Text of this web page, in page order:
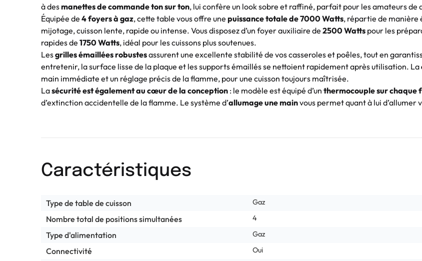
à desmanettes de commande ton sur ton, lui confère un look sobre et raffiné, parfait pour les amateurs de
Équipée de 4 foyers à gaz, cette table vous offre une puissance totale de 7000 Watts, répartie de manière
mijotage, cuisson lente, rapide ou intense. Vous disposez d’un foyer auxiliaire de 2500 Watts pour les
rapides de 1750 Watts, idéal pour les cuissons plus soutenues.
Lesgrilles émaillées robustesassurent une excellente stabilité de vos casseroles et poêles, tout en
entretenir, la surface lisse de la plaque et les supports émaillés se nettoient rapidement après utilisation. La
main immédiate et un réglage précis de la flamme, pour une cuisson toujours maîtrisée.
Lasécurité est également au cœur de la conception : le modèle est équipé d’un thermocouple sur chaque
d’extinction accidentelle de la flamme. Le système d’allumage une mainvous permet quant à lui d’allumer
Caractéristiques
Type de table de cuisson Gaz
Nombre total de positions simultanées 4
Type d'alimentation Gaz
Connectivité Oui